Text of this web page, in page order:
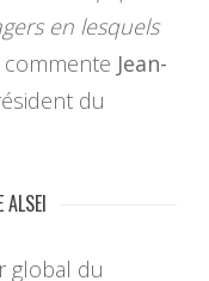
en lesquels
commente Jean-
du
global du